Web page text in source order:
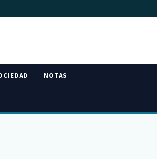
NOTAS